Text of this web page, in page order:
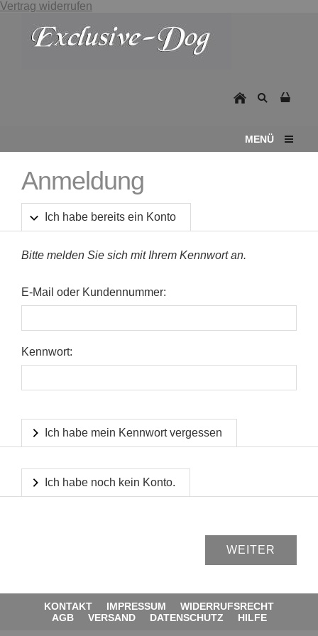
Vertrag widerrufen
MENÜ
Anmeldung
Ich habe bereits ein Konto
Bitte melden Sie sich mit Ihrem Kennwort an.
E-Mail oder Kundennummer:
Kennwort:
Ich habe mein Kennwort vergessen
Ich habe noch kein Konto.
KONTAKT IMPRESSUM
WIDERRUFSRECHT
AGB
VERSAND DATENSCHUTZ HILFE